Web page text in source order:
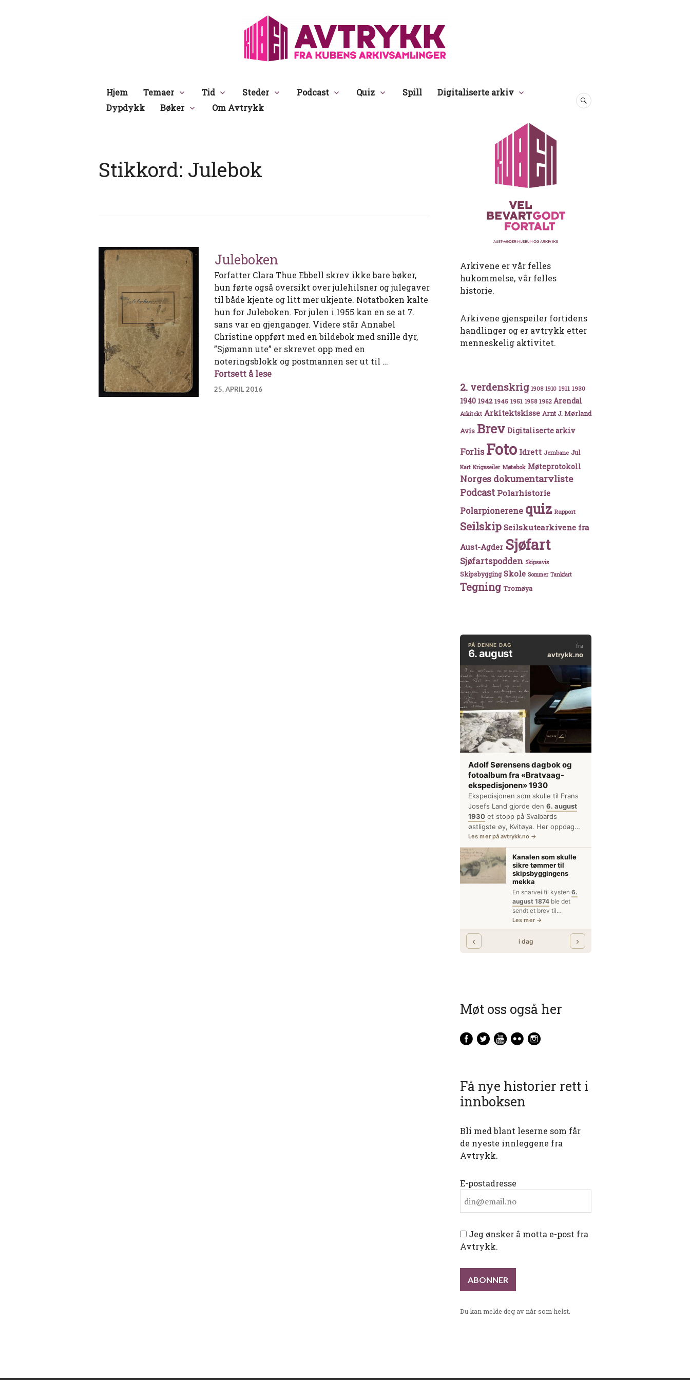
Avtrykk
Hjem Temaer Tid Steder Podcast Quiz Spill
Digitaliserte arkiv
Dypdykk
Bøker Om Avtrykk
SØK
Stikkord: Julebok
Juleboken
Forfatter Clara Thue Ebbell skrev ikke bare bøker,
hun førte også oversikt over julehilsner og julegaver
til både kjente og litt mer ukjente. Notatboken kalte
hun for Juleboken. For julen i 1955 kan en se at 7.
sans var en gjenganger. Videre står Annabel
Christine oppført med en bildebok med snille dyr,
”Sjømann ute” er skrevet opp med en
noteringsblokk og postmannen ser ut til …
Fortsett å leseJuleboken
25. APRIL 2016
Arkivene er vår felles
hukommelse, vår felles
historie.
Arkivene gjenspeiler fortidens
handlinger og er avtrykk etter
menneskelig aktivitet.
2. verdenskrig 1908 1910 1911 1930
1940 1942 1945 1951 1958 1962 Arendal
Arkitekt Arkitektskisse Arnt J. Mørland
Avis Brev Digitaliserte arkiv
Forlis Foto Idrett Jernbane Jul
Kart Krigsseiler Møtebok Møteprotokoll
Norges dokumentarvliste
Podcast Polarhistorie
Polarpionerene quiz Rapport
Seilskip Seilskutearkivene fra
Aust-Agder Sjøfart
Sjøfartspodden Skipsavis
Skipsbygging Skole Sommer Tankfart
Tegning Tromøya
Møt oss også her
Få nye historier rett i
innboksen
Bli med blant leserne som får
de nyeste innleggene fra
Avtrykk.
E-postadresse
Jeg ønsker å motta e-post fra
Avtrykk.
Du kan melde deg av når som helst.